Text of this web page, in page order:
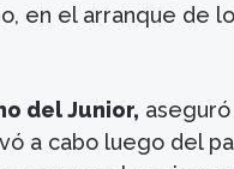
en el arranque de
del Junior,
a cabo luego del